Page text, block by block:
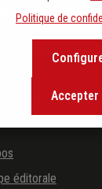
of music and
D'ÉDITION
éditorale
Politique de